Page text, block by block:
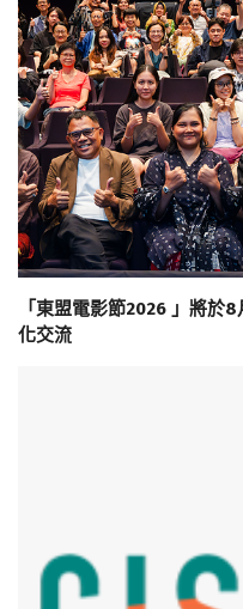
「東盟電影節2026 」將於
化交流